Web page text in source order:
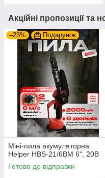
Акційні пропозиції та
–23% Подарунок
Міні-пила акумуляторна
Helper HBS-21/6BM 6", 20В
Готово до відправки